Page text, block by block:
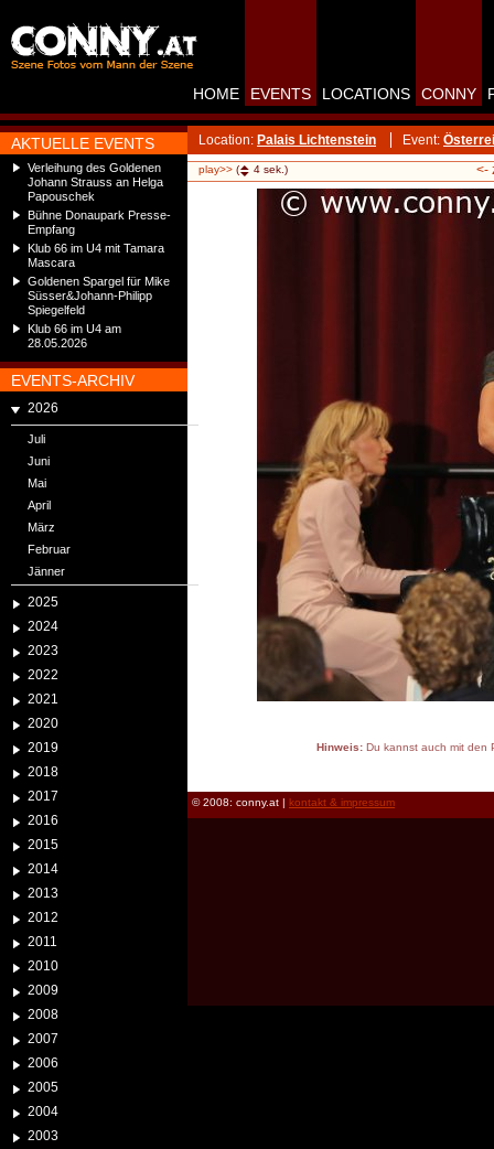
AKTUELLE EVENTS
Verleihung des Goldenen
Johann Strauss an Helga
Papouschek
Bühne Donaupark Presse-
Empfang
Klub 66 im U4 mit Tamara
Mascara
Goldenen Spargel für Mike
Süsser&Johann-Philipp
Spiegelfeld
Klub 66 im U4 am
28.05.2026
EVENTS-ARCHIV
2026
Juli
Juni
Mai
April
März
Februar
Jänner
2025
2024
2023
2022
2021
2020
2019
2018
2017
2016
2015
2014
2013
2012
2011
2010
2009
2008
2007
2006
2005
2004
2003
HOME EVENTS LOCATIONS CONNY
Location: Palais Lichtenstein Event:
play>> ( 4 sek.) <-
Hinweis:Du kannst auch mit den
© 2008: conny.at | kontakt & impressum